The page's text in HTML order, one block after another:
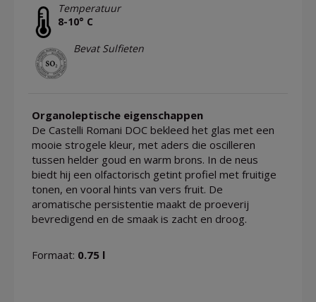
Temperatuur
8-10° C
Bevat Sulfieten
Organoleptische eigenschappen
De Castelli Romani DOC bekleed het glas met een
mooie strogele kleur, met aders die oscilleren
tussen helder goud en warm brons. In de neus
biedt hij een olfactorisch getint profiel met fruitige
tonen, en vooral hints van vers fruit. De
aromatische persistentie maakt de proeverij
bevredigend en de smaak is zacht en droog.
Formaat: 0.75 l